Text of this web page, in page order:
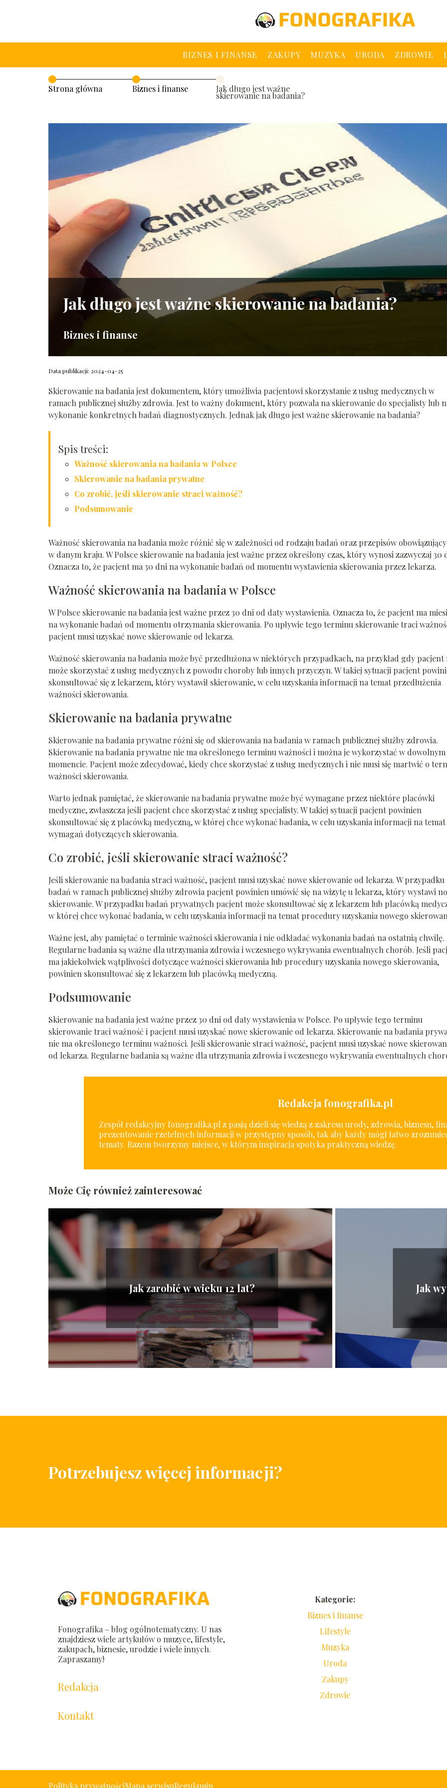
BIZNES I FINANSE ZAKUPY MUZYKA URODA ZDROWIE
Strona główna Biznes i finanse Jak długo jest ważne
skierowanie na badania?
Jak długo jest ważne skierowanie na badania?
Biznes i finanse
Data publikacji: 2024-04-25
Skierowanie na badania jest dokumentem, który umożliwia pacjentowi skorzystanie z usług medycznych w
ramach publicznej służby zdrowia. Jest to ważny dokument, który pozwala na skierowanie do specjalisty lub
wykonanie konkretnych badań diagnostycznych. Jednak jak długo jest ważne skierowanie na badania?
Spis treści:
Ważność skierowania na badania w Polsce
Skierowanie na badania prywatne
Co zrobić, jeśli skierowanie straci ważność?
Podsumowanie
Ważność skierowania na badania może różnić się w zależności od rodzaju badań oraz przepisów
w danym kraju. W Polsce skierowanie na badania jest ważne przez określony czas, który wynosi zazwyczaj 30
Oznacza to, że pacjent ma 30 dni na wykonanie badań od momentu wystawienia skierowania przez lekarza.
Ważność skierowania na badania w Polsce
W Polsce skierowanie na badania jest ważne przez 30 dni od daty wystawienia. Oznacza to, że pacjent ma
na wykonanie badań od momentu otrzymania skierowania. Po upływie tego terminu skierowanie traci
pacjent musi uzyskać nowe skierowanie od lekarza.
Ważność skierowania na badania może być przedłużona w niektórych przypadkach, na przykład gdy pacjent
może skorzystać z usług medycznych z powodu choroby lub innych przyczyn. W takiej sytuacji pacjent
skonsultować się z lekarzem, który wystawił skierowanie, w celu uzyskania informacji na temat przedłużenia
ważności skierowania.
Skierowanie na badania prywatne
Skierowanie na badania prywatne różni się od skierowania na badania w ramach publicznej służby zdrowia.
Skierowanie na badania prywatne nie ma określonego terminu ważności i można je wykorzystać w dowolnym
momencie. Pacjent może zdecydować, kiedy chce skorzystać z usług medycznych i nie musi się martwić o
ważności skierowania.
Warto jednak pamiętać, że skierowanie na badania prywatne może być wymagane przez niektóre placówki
medyczne, zwłaszcza jeśli pacjent chce skorzystać z usług specjalisty. W takiej sytuacji pacjent powinien
skonsultować się z placówką medyczną, w której chce wykonać badania, w celu uzyskania informacji na temat
wymagań dotyczących skierowania.
Co zrobić, jeśli skierowanie straci ważność?
Jeśli skierowanie na badania straci ważność, pacjent musi uzyskać nowe skierowanie od lekarza. W przypadku
badań w ramach publicznej służby zdrowia pacjent powinien umówić się na wizytę u lekarza, który wystawi
skierowanie. W przypadku badań prywatnych pacjent może skonsultować się z lekarzem lub placówką
w której chce wykonać badania, w celu uzyskania informacji na temat procedury uzyskania nowego
Ważne jest, aby pamiętać o terminie ważności skierowania i nie odkładać wykonania badań na ostatnią chwilę.
Regularne badania są ważne dla utrzymania zdrowia i wczesnego wykrywania ewentualnych chorób. Jeśli
ma jakiekolwiek wątpliwości dotyczące ważności skierowania lub procedury uzyskania nowego skierowania,
powinien skonsultować się z lekarzem lub placówką medyczną.
Podsumowanie
Skierowanie na badania jest ważne przez 30 dni od daty wystawienia w Polsce. Po upływie tego terminu
skierowanie traci ważność i pacjent musi uzyskać nowe skierowanie od lekarza. Skierowanie na badania
nie ma określonego terminu ważności. Jeśli skierowanie straci ważność, pacjent musi uzyskać nowe
od lekarza. Regularne badania są ważne dla utrzymania zdrowia i wczesnego wykrywania ewentualnych
Redakcja fonografika.pl
Zespół redakcyjny fonografika.pl z pasją dzieli się wiedzą z zakresu urody, zdrowia, biznesu,
prezentowanie rzetelnych informacji w przystępny sposób, tak aby każdy mógł łatwo
tematy. Razem tworzymy miejsce, w którym inspiracja spotyka praktyczną wiedzę.
Może Cię również zainteresować
Jak zarobić w wieku 12 lat? Jak
Potrzebujesz więcej informacji?
Fonografika – blog ogólnotematyczny. U nas
znajdziesz wiele artykułów o muzyce, lifestyle,
zakupach, biznesie, urodzie i wiele innych.
Zapraszamy!
Redakcja
Kontakt
Kategorie:
Biznes i finanse
Lifestyle
Muzyka
Uroda
Zakupy
Zdrowie
Polityka prywatnościMapa serwisuRegulamin